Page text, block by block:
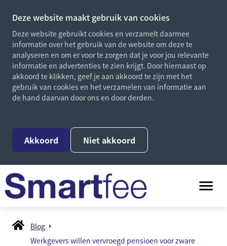
Deze website maakt gebruik van cookies
Deze website gebruikt cookies en verzamelt daarmee
informatie over het gebruik van de website om deze te
analyseren en om er voor te zorgen dat je voor jou relevante
informatie en advertenties te zien krijgt. Door hiernaast op
akkoord te klikken, geef je aan akkoord te zijn met het
gebruik van cookies en het verzamelen van informatie aan
de hand daarvan door ons en door derden.
Akkoord Niet akkoord
Blog
Werkgevers willen vervroegd pensioen voor zware